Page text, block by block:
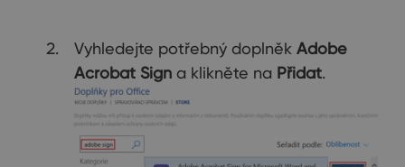
Vyhledejte potřebný doplněk Adobe
Acrobat Sign a klikněte na Přidat.